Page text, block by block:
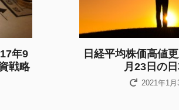
年9
戦略
日経平均株価高値
月23日の
2021年1月